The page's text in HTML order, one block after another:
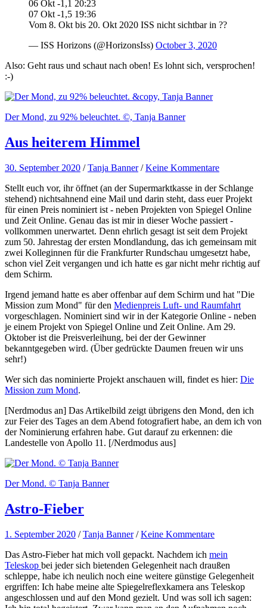
06 Okt -1,1 20:23
07 Okt -1,5 19:36
Vom 8. Okt bis 20. Okt 2020 ISS nicht sichtbar in ??
— ISS Horizons (@HorizonsIss) October 3, 2020
Also: Geht raus und schaut nach oben! Es lohnt sich, versprochen!
:-)
Der Mond, zu 92% beleuchtet. ©, Tanja Banner
Aus heiterem Himmel
30. September 2020 /Tanja Banner /Keine Kommentare
Stellt euch vor, ihr öffnet (an der Supermarktkasse in der Schlange
stehend) nichtsahnend eine Mail und darin steht, dass euer Projekt
für einen Preis nominiert ist - neben Projekten von Spiegel Online
und Zeit Online. Genau das ist mir in dieser Woche passiert -
vollkommen unerwartet. Denn ehrlich gesagt ist seit dem Projekt
zum 50. Jahrestag der ersten Mondlandung, das ich gemeinsam mit
zwei Kolleginnen für die Frankfurter Rundschau umgesetzt habe,
schon viel Zeit vergangen und ich hatte es gar nicht mehr richtig auf
dem Schirm.
Irgend jemand hatte es aber offenbar auf dem Schirm und hat "Die
Mission zum Mond" für den Medienpreis Luft- und Raumfahrt
vorgeschlagen. Nominiert sind wir in der Kategorie Online - neben
je einem Projekt von Spiegel Online und Zeit Online. Am 29.
Oktober ist die Preisverleihung, bei der der Gewinner
bekanntgegeben wird. (Über gedrückte Daumen freuen wir uns
sehr!)
Wer sich das nominierte Projekt anschauen will, findet es hier: Die
Mission zum Mond.
[Nerdmodus an] Das Artikelbild zeigt übrigens den Mond, den ich
zur Feier des Tages an dem Abend fotografiert habe, an dem ich von
der Nominierung erfahren habe. Gut darauf zu erkennen: die
Landestelle von Apollo 11. [/Nerdmodus aus]
Der Mond. © Tanja Banner
Astro-Fieber
1. September 2020 /Tanja Banner /Keine Kommentare
Das Astro-Fieber hat mich voll gepackt. Nachdem ich mein
Teleskop bei jeder sich bietenden Gelegenheit nach draußen
schleppe, habe ich neulich noch eine weitere günstige Gelegenheit
ergriffen: Ich habe meine alte Spiegelreflexkamera ans Teleskop
angeschlossen und auf den Mond gezielt. Und was soll ich sagen: